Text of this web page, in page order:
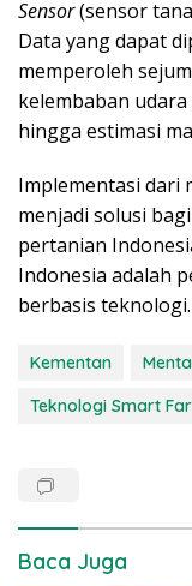
Sensor(sensor
Data yang dapat
memperoleh
kelembaban
hingga estimasi
Implementasi dari
menjadi solusi
pertanian
Indonesia adalah
berbasis teknologi.
Kementan
Teknologi Smart
Baca Juga